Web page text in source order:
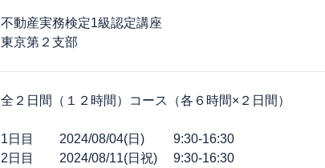
不動産実務検定1級認定講座
東京第２支部
全２日間（１２時間）コース（各６時間×２日間）
1日目 2024/08/04(日) 9:30-16:30
2日目 2024/08/11(日祝) 9:30-16:30